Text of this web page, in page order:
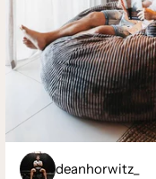
deanhorwitz_